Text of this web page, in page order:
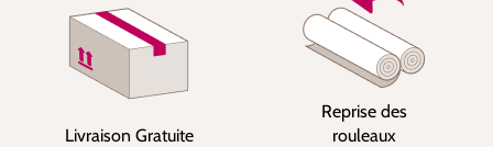
Livraison Gratuite
Reprise des
rouleaux